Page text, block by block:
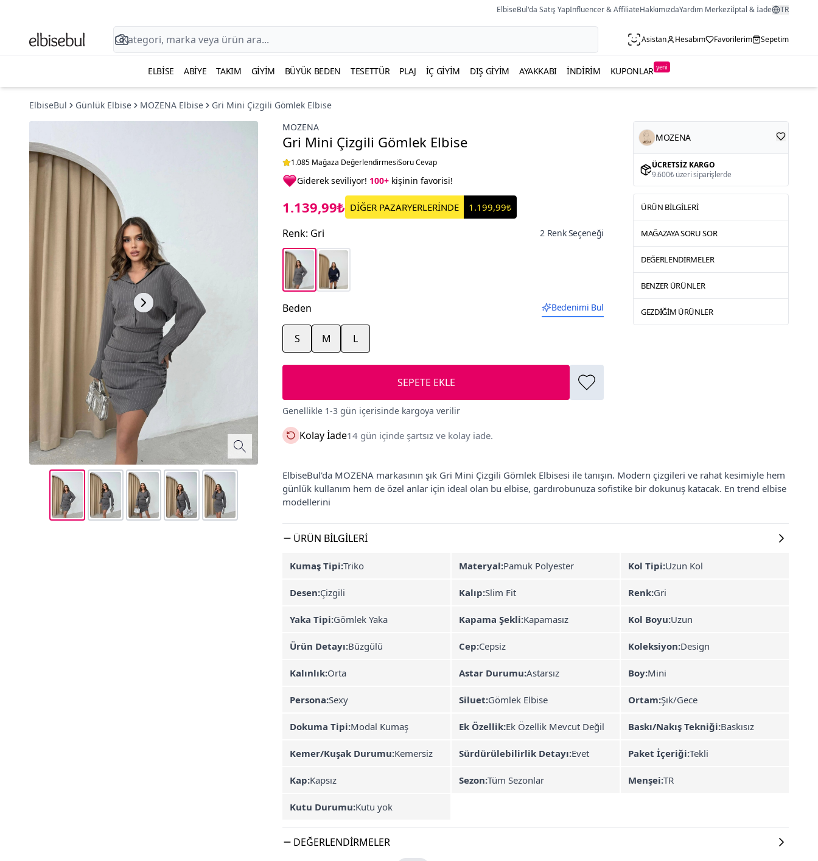
ElbiseBul'da Satış YapInfluencer & AffiliateHakkımızdaYardım Merkeziİptal & İade TR
Asistan Hesabım Favorilerim Sepetim
ELBISE ABIYE TAKIM GIYIM BÜYÜK BEDEN TESETTÜR PLAJ İÇ GIYIM DIŞ GIYIM AYAKKABI İNDIRIM KUPONLAR yeni
ElbiseBul Günlük Elbise MOZENA Elbise
Gri Mini Çizgili Gömlek Elbise
MOZENA
Gri Mini Çizgili Gömlek Elbise
1.085 Mağaza DeğerlendirmesiSoru Cevap
Giderek seviliyor! 100+ kişinin favorisi!
1.139,99₺ DİĞER PAZARYERLERİNDE 1.199,99₺
Renk: Gri 2 Renk Seçeneği
Beden Bedenimi Bul
S M L
SEPETE EKLE
Genellikle 1-3 gün içerisinde kargoya verilir
Kolay İade14 gün içinde şartsız ve kolay iade.
MOZENA
ÜCRETSIZ KARGO
9.600₺ üzeri siparişlerde
ÜRÜN BILGILERI
MAĞAZAYA SORU SOR
DEĞERLENDIRMELER
BENZER ÜRÜNLER
GEZDIĞIM ÜRÜNLER
ElbiseBul'da MOZENA markasının şık Gri Mini Çizgili Gömlek Elbisesi ile tanışın. Modern çizgileri ve rahat kesimiyle hem
günlük kullanım hem de özel anlar için ideal olan bu elbise, gardırobunuza sofistike bir dokunuş katacak. En trend elbise
modellerini
ÜRÜN BILGILERI
Kumaş Tipi:Triko Materyal:Pamuk Polyester Kol Tipi:Uzun Kol
Desen:Çizgili Kalıp:Slim Fit Renk:Gri
Yaka Tipi:Gömlek Yaka Kapama Şekli:Kapamasız Kol Boyu:Uzun
Ürün Detayı:Büzgülü Cep:Cepsiz Koleksiyon:Design
Kalınlık:Orta Astar Durumu:Astarsız Boy:Mini
Persona:Sexy Siluet:Gömlek Elbise Ortam:Şık/Gece
Dokuma Tipi:Modal Kumaş Ek Özellik:Ek Özellik Mevcut Değil Baskı/Nakış Tekniği:Baskısız
Kemer/Kuşak Durumu:Kemersiz Sürdürülebilirlik Detayı:Evet Paket İçeriği:Tekli
Kap:Kapsız Sezon:Tüm Sezonlar Menşei:TR
Kutu Durumu:Kutu yok
DEĞERLENDIRMELER